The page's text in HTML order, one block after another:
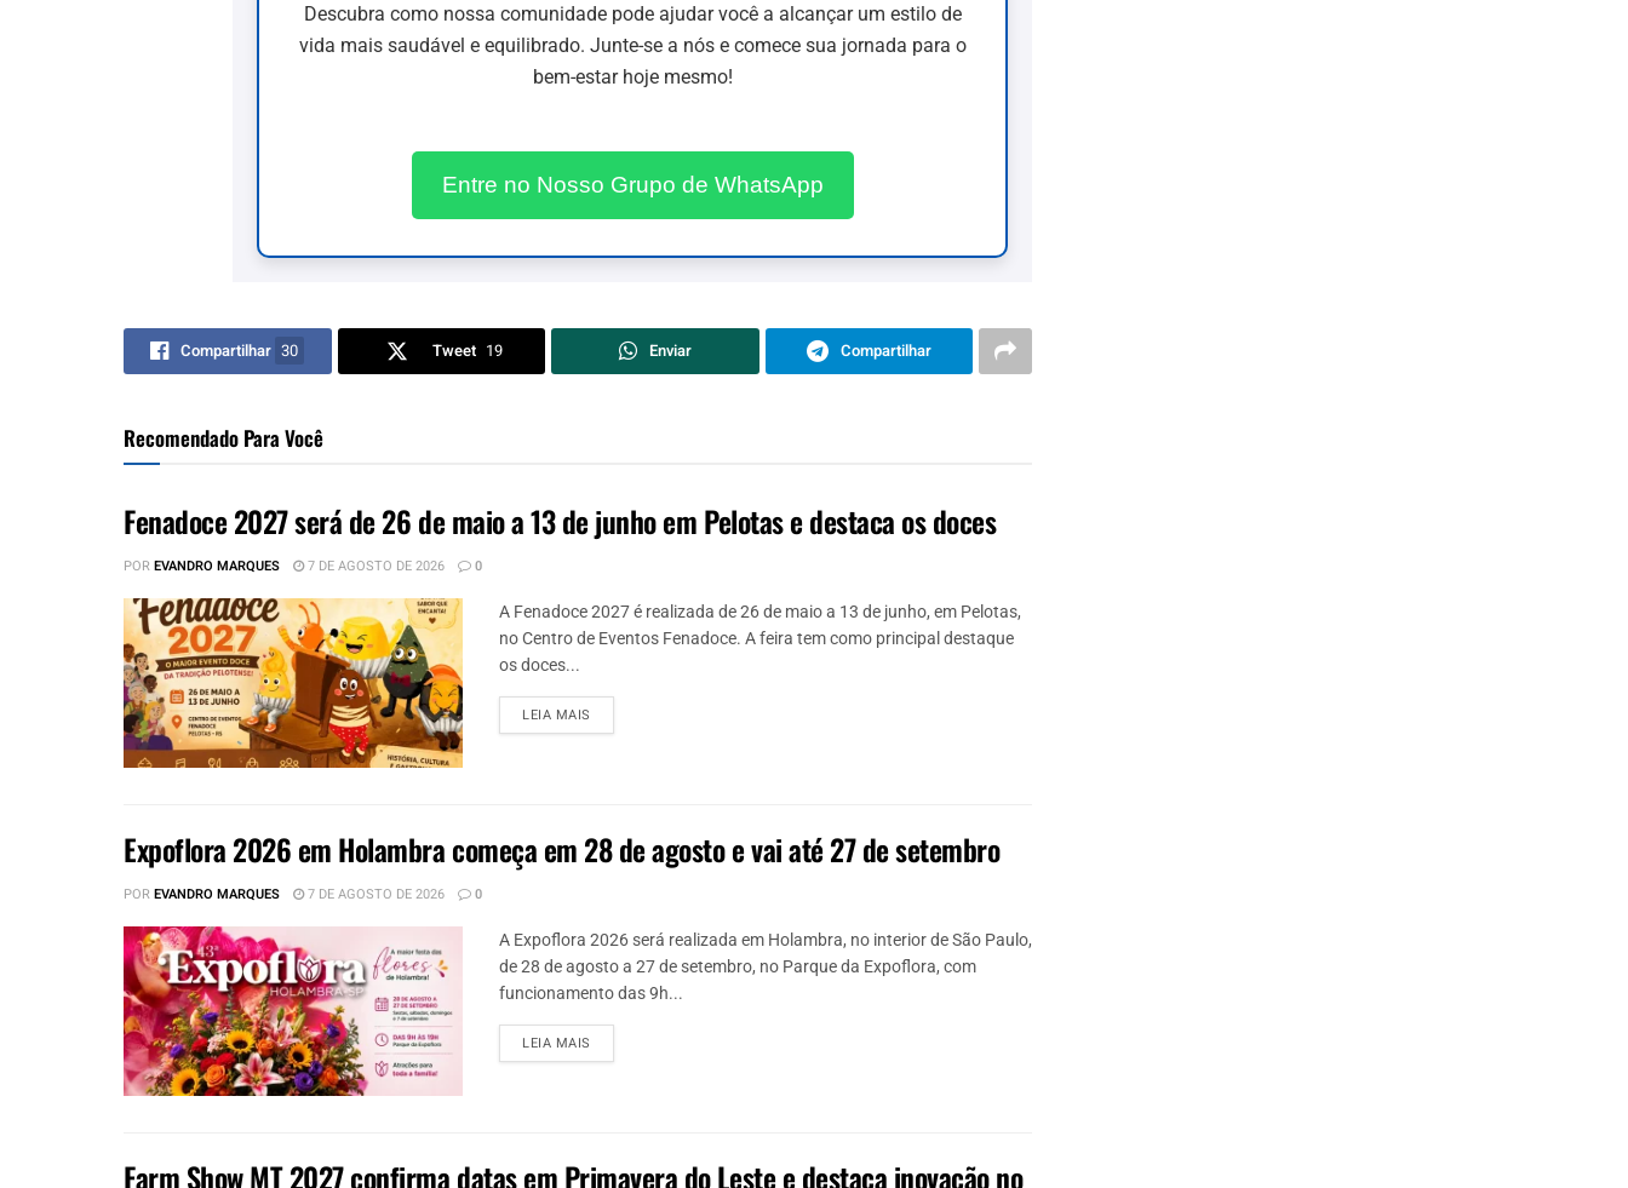
Descubra como nossa comunidade pode ajudar você a alcançar um estilo de
vida mais saudável e equilibrado. Junte-se a nós e comece sua jornada para o
bem-estar hoje mesmo!
Entre no Nosso Grupo de WhatsApp
Compartilhar 30 Tweet 19 Enviar Compartilhar
Recomendado Para Você
Fenadoce 2027 será de 26 de maio a 13 de junho em Pelotas e destaca os doces
POREVANDRO MARQUES 7 DE AGOSTO DE 2026 0
A Fenadoce 2027 é realizada de 26 de maio a 13 de junho, em Pelotas,
no Centro de Eventos Fenadoce. A feira tem como principal destaque
os doces...
LEIA MAIS
Expoflora 2026 em Holambra começa em 28 de agosto e vai até 27 de setembro
POREVANDRO MARQUES 7 DE AGOSTO DE 2026 0
A Expoflora 2026 será realizada em Holambra, no interior de São Paulo,
de 28 de agosto a 27 de setembro, no Parque da Expoflora, com
funcionamento das 9h...
LEIA MAIS
Farm Show MT 2027 confirma datas em Primavera do Leste e destaca inovação no